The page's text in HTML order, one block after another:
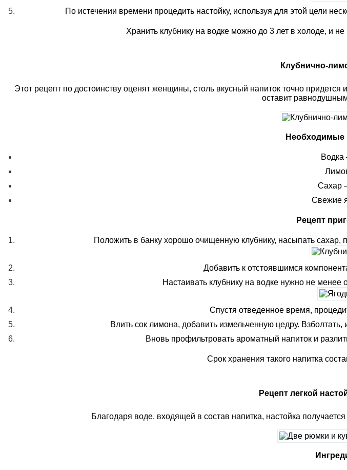
По истечении времени процедить настойку, используя для этой цели
Хранить клубнику на водке можно до 3 лет в холоде, и
Клубнично-
Этот рецепт по достоинству оценят женщины, столь вкусный напиток точно
оставит
Необходимые
Водка
Сахар
Свежие
Рецепт
Положить в банку хорошо очищенную клубнику, насыпать сахар,
Добавить к отстоявшимся
Настаивать клубнику на водке нужно не
Спустя отведенное время,
Влить сок лимона, добавить измельченную цедру.
Вновь профильтровать ароматный напиток и
Срок хранения такого напитка
Рецепт легкой
Благодаря воде, входящей в состав напитка, настойка